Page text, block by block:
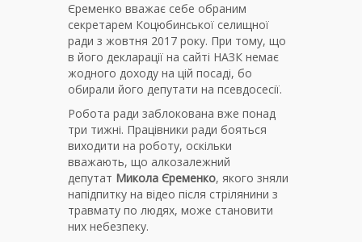
Єременко вважає себе обраним
секретарем Коцюбинської селищної
ради з жовтня 2017 року. При тому, що
в його декларації на сайті НАЗК немає
жодного доходу на цій посаді, бо
обирали його депутати на псевдосесії.
Робота ради заблокована вже понад
три тижні. Працівники ради бояться
виходити на роботу, оскільки
вважають, що алкозалежний
депутат Микола Єременко, якого зняли
напідпитку на відео після стрілянини з
травмату по людях, може становити
них небезпеку.